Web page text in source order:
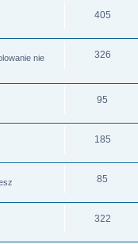
405
nie
326
95
185
85
322